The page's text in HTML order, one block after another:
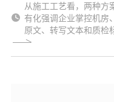
从施工工艺看，两种方
有化强调企业掌控机房
原文、转写文本和质检